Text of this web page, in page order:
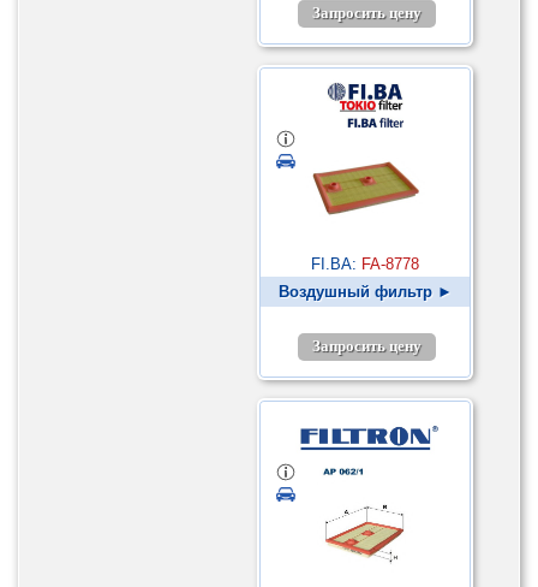
Запросить цену
FI.BA: FA-8778
Воздушный фильтр ►
Запросить цену